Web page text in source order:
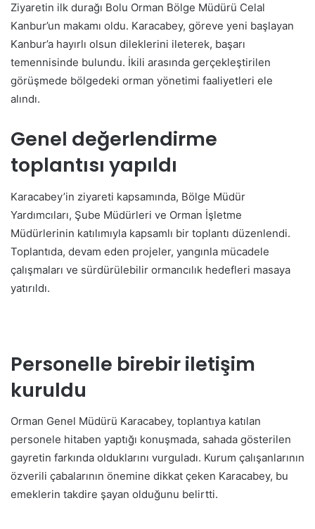
Ziyaretin ilk durağı Bolu Orman Bölge Müdürü Celal
Kanbur’un makamı oldu. Karacabey, göreve yeni başlayan
Kanbur’a hayırlı olsun dileklerini ileterek, başarı
temennisinde bulundu. İkili arasında gerçekleştirilen
görüşmede bölgedeki orman yönetimi faaliyetleri ele
alındı.
Genel değerlendirme
toplantısı yapıldı
Karacabey’in ziyareti kapsamında, Bölge Müdür
Yardımcıları, Şube Müdürleri ve Orman İşletme
Müdürlerinin katılımıyla kapsamlı bir toplantı düzenlendi.
Toplantıda, devam eden projeler, yangınla mücadele
çalışmaları ve sürdürülebilir ormancılık hedefleri masaya
yatırıldı.
Personelle birebir iletişim
kuruldu
Orman Genel Müdürü Karacabey, toplantıya katılan
personele hitaben yaptığı konuşmada, sahada gösterilen
gayretin farkında olduklarını vurguladı. Kurum çalışanlarının
özverili çabalarının önemine dikkat çeken Karacabey, bu
emeklerin takdire şayan olduğunu belirtti.